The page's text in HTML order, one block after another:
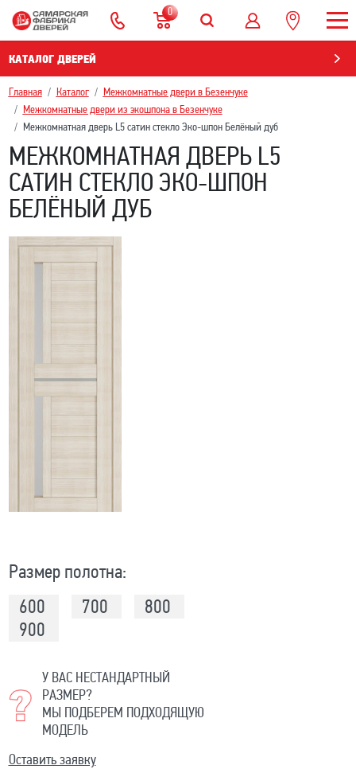
0
КАТАЛОГ ДВЕРЕЙ
Главная Каталог
Межкомнатные двери в Безенчукe
Межкомнатные двери из экошпона в Безенчукe
Межкомнатная дверь L5 сатин стекло Эко-шпон Белёный дуб
МЕЖКОМНАТНАЯ ДВЕРЬ L5
САТИН СТЕКЛО ЭКО-ШПОН
БЕЛЁНЫЙ ДУБ
Размер полотна:
600
700
800
900
У ВАС НЕСТАНДАРТНЫЙ
РАЗМЕР?
МЫ ПОДБЕРЕМ ПОДХОДЯЩУЮ
МОДЕЛЬ
Оставить заявку